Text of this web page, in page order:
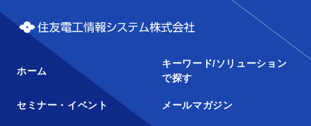
ホーム
キーワード/ソリューション
で探す
セミナー・イベント メールマガジン